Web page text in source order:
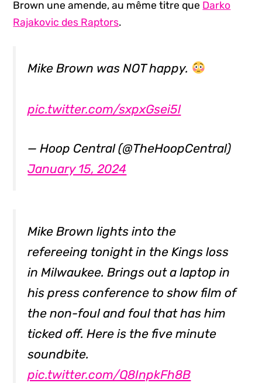
Brown une amende, au même titre que Darko
Rajakovic des Raptors.
Mike Brown was NOT happy.
pic.twitter.com/sxpxGsei5l
— Hoop Central (@TheHoopCentral)
January 15, 2024
Mike Brown lights into the
refereeing tonight in the Kings loss
in Milwaukee. Brings out a laptop in
his press conference to show film of
the non-foul and foul that has him
ticked off. Here is the five minute
soundbite.
pic.twitter.com/Q8InpkFh8B